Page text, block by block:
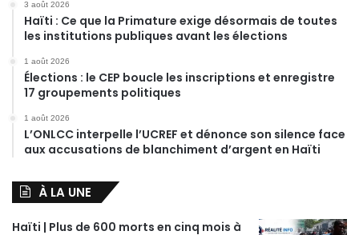
3 août 2026
Haïti : Ce que la Primature exige désormais de toutes
les institutions publiques avant les élections
1 août 2026
Élections : le CEP boucle les inscriptions et enregistre
17 groupements politiques
1 août 2026
L’ONLCC interpelle l’UCREF et dénonce son silence face
aux accusations de blanchiment d’argent en Haïti
À LA UNE
Haïti | Plus de 600 morts en cinq mois à